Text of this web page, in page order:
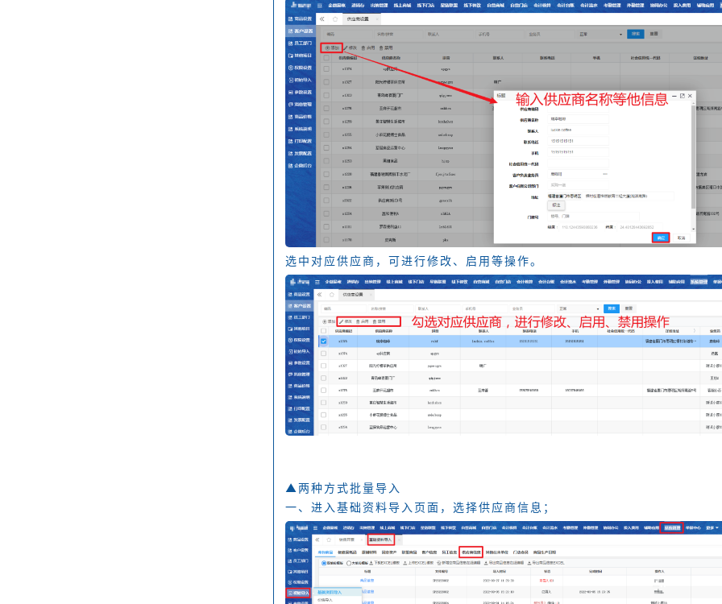
选中对应供应商，可进行修改、启用等操作。
▲两种方式批量导入
一、进入基础资料导入页面，选择供应商信息；